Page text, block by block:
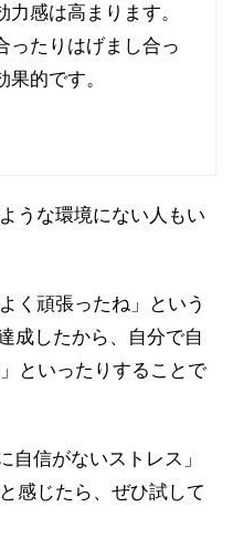
感は高まります。
ったりはげまし合っ
的です。
うな環境にない人もい
く頑張ったね」という
したから、自分で自
といったりすることで
自信がないストレス」
感じたら、ぜひ試して